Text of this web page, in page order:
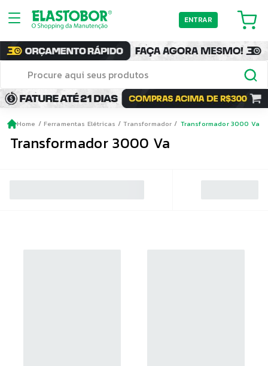
ENTRAR
Home Ferramentas Elétricas Transformador Transformador 3000 Va
Transformador 3000 Va